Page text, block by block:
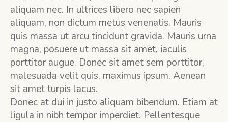
aliquam nec. In ultrices libero nec sapien
aliquam, non dictum metus venenatis. Mauris
quis massa ut arcu tincidunt gravida. Mauris urna
magna, posuere ut massa sit amet, iaculis
porttitor augue. Donec sit amet sem porttitor,
malesuada velit quis, maximus ipsum. Aenean
sit amet turpis lacus.
Donec at dui in justo aliquam bibendum. Etiam at
ligula in nibh tempor imperdiet. Pellentesque